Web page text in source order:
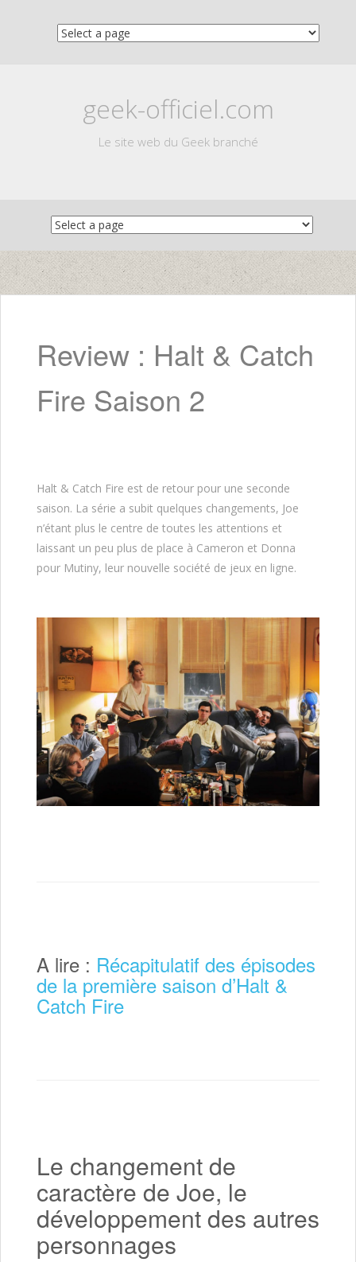
geek-officiel.com
Le site web du Geek branché
content
Review : Halt & Catch
Fire Saison 2
Halt & Catch Fire est de retour pour une seconde
saison. La série a subit quelques changements, Joe
n’étant plus le centre de toutes les attentions et
laissant un peu plus de place à Cameron et Donna
pour Mutiny, leur nouvelle société de jeux en ligne.
A lire : Récapitulatif des épisodes
de la première saison d’Halt &
Catch Fire
Le changement de
caractère de Joe, le
développement des autres
personnages